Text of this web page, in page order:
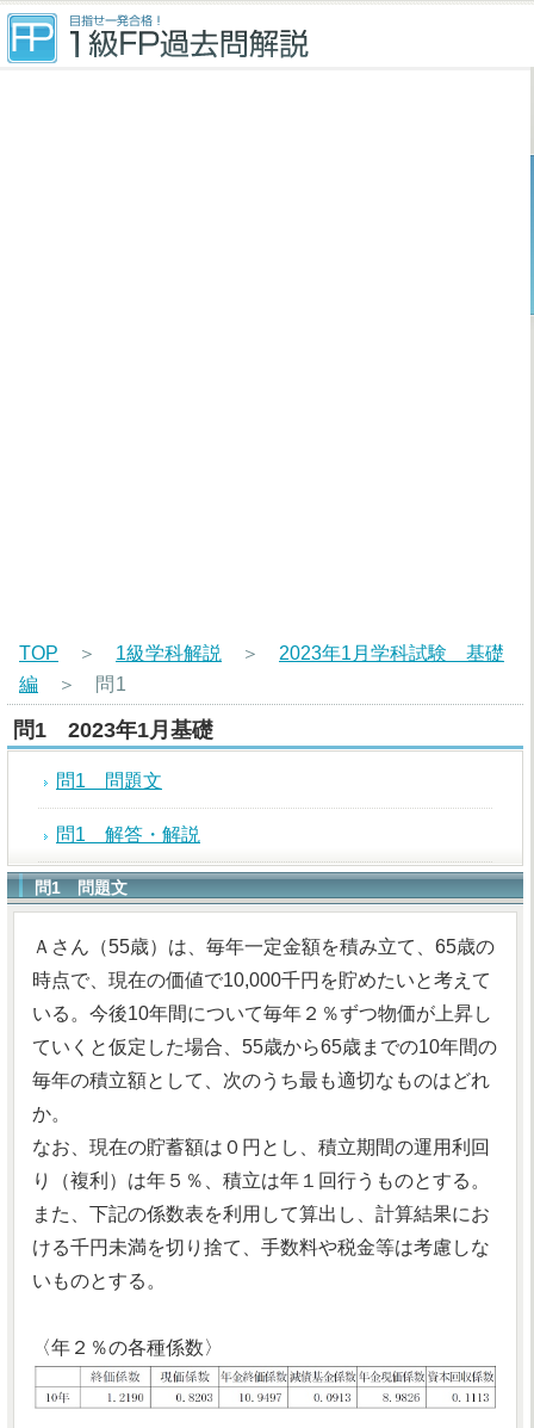
TOP ＞ 1級学科解説 ＞ 2023年1月学科試験 基礎
編 ＞ 問1
問1 2023年1月基礎
問1 問題文
問1 解答・解説
問1 問題文
Ａさん（55歳）は、毎年一定金額を積み立て、65歳の
時点で、現在の価値で10,000千円を貯めたいと考えて
いる。今後10年間について毎年２％ずつ物価が上昇し
ていくと仮定した場合、55歳から65歳までの10年間の
毎年の積立額として、次のうち最も適切なものはどれ
か。
なお、現在の貯蓄額は０円とし、積立期間の運用利回
り（複利）は年５％、積立は年１回行うものとする。
また、下記の係数表を利用して算出し、計算結果にお
ける千円未満を切り捨て、手数料や税金等は考慮しな
いものとする。
〈年２％の各種係数〉